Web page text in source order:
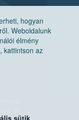
hogyan
Weboldalunk
élmény
kattintson az
sütik